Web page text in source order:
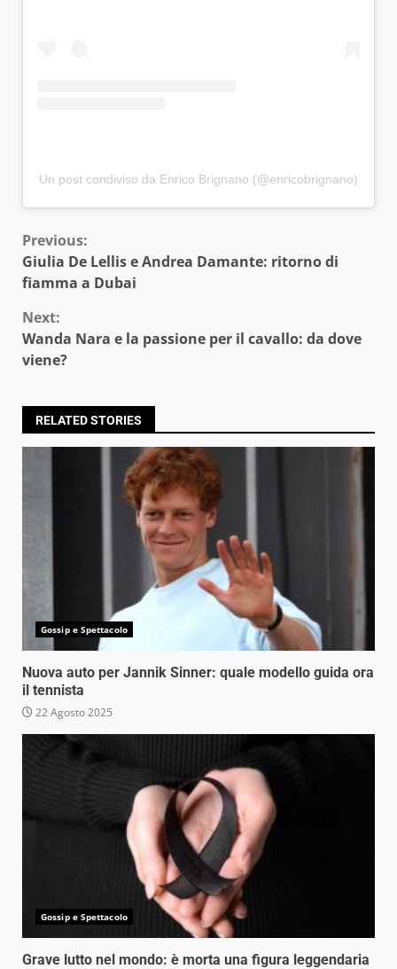
Un post condiviso da Enrico Brignano (@enricobrignano)
Continue
Reading
Previous:
Giulia De Lellis e Andrea Damante: ritorno di
fiamma a Dubai
Next:
Wanda Nara e la passione per il cavallo: da dove
viene?
RELATED STORIES
Gossip e Spettacolo
Nuova auto per Jannik Sinner: quale modello guida ora
il tennista
22 Agosto 2025
Gossip e Spettacolo
Grave lutto nel mondo: è morta una figura leggendaria